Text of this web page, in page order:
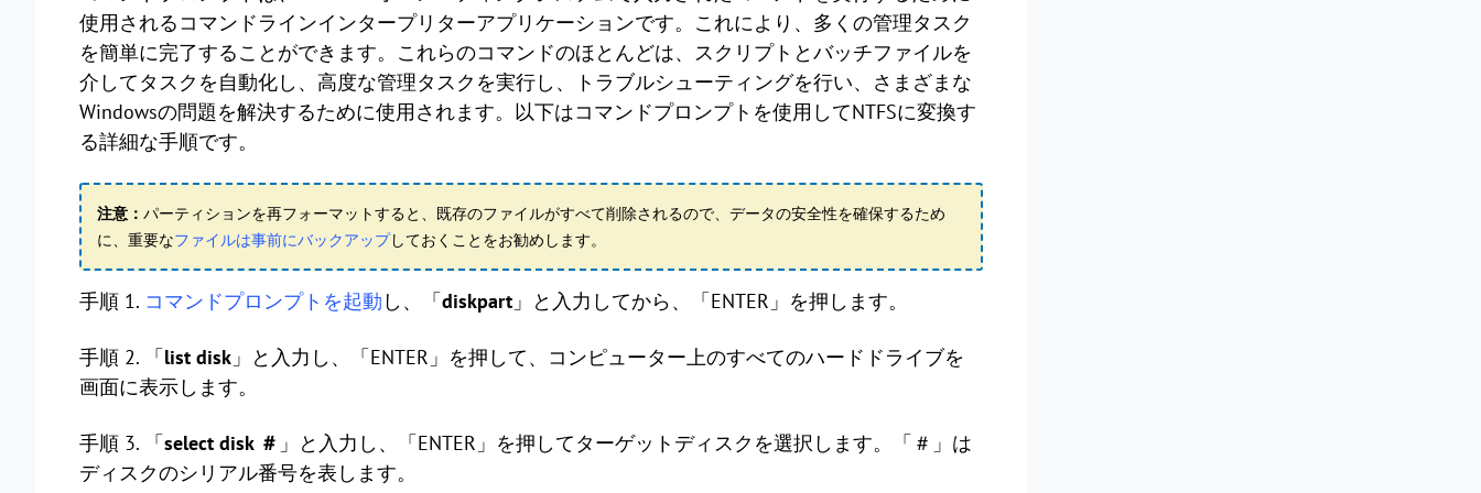
使用されるコマンドラインインタープリターアプリケーションです。これにより、多くの管理タスク
を簡単に完了することができます。これらのコマンドのほとんどは、スクリプトとバッチファイルを
介してタスクを自動化し、高度な管理タスクを実行し、トラブルシューティングを行い、さまざまな
Windowsの問題を解決するために使用されます。以下はコマンドプロンプトを使用してNTFSに変換す
る詳細な手順です。
注意： パーティションを再フォーマットすると、既存のファイルがすべて削除されるので、データの安全性を確保するため
に、重要なファイルは事前にバックアップしておくことをお勧めします。
手順 1. コマンドプロンプトを起動 し、「diskpart 」と入力してから、「ENTER」を押します。
手順 2. 「list disk 」と入力し、「ENTER」を押して、コンピューター上のすべてのハードドライブを
画面に表示します。
手順 3. 「select disk ＃ 」と入力し、「ENTER」を押してターゲットディスクを選択します。「＃」は
ディスクのシリアル番号を表します。